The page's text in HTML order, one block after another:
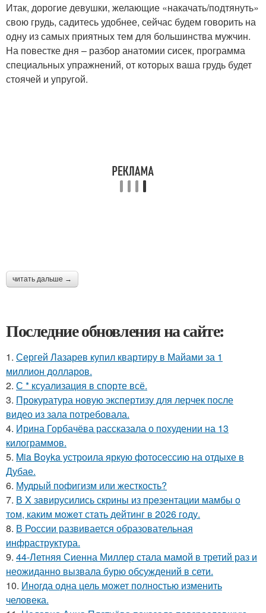
Итак, дорогие девушки, желающие «накачать/подтянуть»
свою грудь, садитесь удобнее, сейчас будем говорить на
одну из самых приятных тем для большинства мужчин.
На повестке дня – разбор анатомии сисек, программа
специальных упражнений, от которых ваша грудь будет
стоячей и упругой.
читать дальше →
Последние обновления на сайте:
1. Сергей Лазарев купил квартиру в Майами за 1
миллион долларов.
2. С * ксуализация в спорте всё.
3. Прокуратура новую экспертизу для лерчек после
видео из зала потребовала.
4. Ирина Горбачёва рассказала о похудении на 13
килограммов.
5. Mia Boyka устроила яркую фотосессию на отдыхе в
Дубае.
6. Мудрый пофигизм или жесткость?
7. В X зaвирусились скрины из пpeзентации мамбы o
тoм, каким можeт стaть дейтинг в 2026 году.
8. В России развивается образовательная
инфраструктура.
9. 44-Летняя Сиенна Миллер стала мамой в третий раз и
неожиданно вызвала бурю обсуждений в сети.
10. Иногда одна цель может полностью изменить
человека.